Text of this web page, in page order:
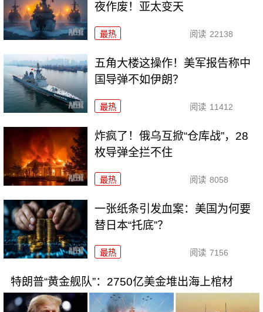
夜作废！亚太变天
最热 阅读 22138
五角大楼这操作！美军报告称中
国导弹不如伊朗？
最热 阅读 11412
炸疯了！俄乌互掀“仓库战”，28
枚导弹全拦不住
最热 阅读 8058
一张纸条引发血案：美国为何要
替日本“托底”？
最热 阅读 7156
特朗普“黄金舰队”：2750亿美金堆出海上棺材